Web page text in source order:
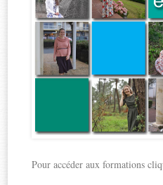
Pour accéder aux formations